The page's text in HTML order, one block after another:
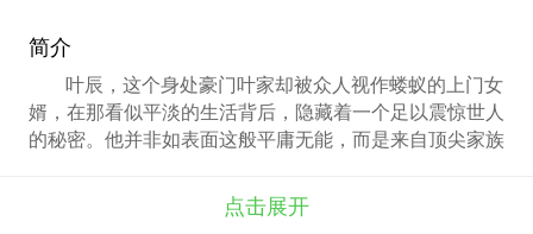
简介
叶辰，这个身处豪门叶家却被众人视作蝼蚁的上门女
婿，在那看似平淡的生活背后，隐藏着一个足以震惊世人
的秘密。他并非如表面这般平庸无能，而是来自顶尖家族
愿蛰伏。然而，当风云突变，他隐藏的锋芒一旦展露，那
些曾经轻视他、践踏他尊严的人，都将在他的强大气场下
点击展开